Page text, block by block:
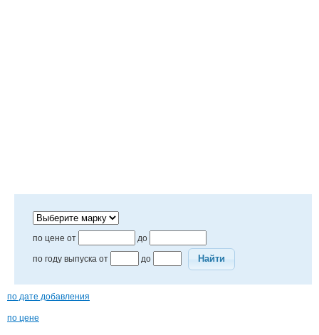
по цене от до
по году выпуска от до Найти
по дате добавления
по цене